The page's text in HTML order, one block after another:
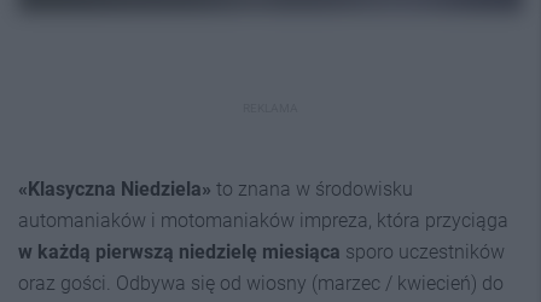
«Klasyczna Niedziela» to znana w środowisku
automaniaków i motomaniaków impreza, która przyciąga
w każdą pierwszą niedzielę miesiąca sporo uczestników
oraz gości. Odbywa się od wiosny (marzec / kwiecień) do